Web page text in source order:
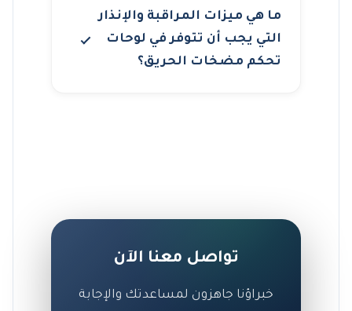
ما هي ميزات المراقبة والإنذار
التي يجب أن تتوفر في لوحات
تحكم مضخات الحريق؟
تواصل معنا الآن
خبراؤنا جاهزون لمساعدتك والإجابة